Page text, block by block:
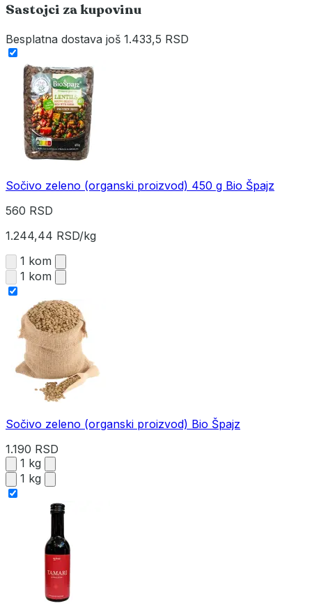
Sastojci za kupovinu
Besplatna dostava još 1.433,5 RSD
Sočivo zeleno (organski proizvod) 450 g Bio Špajz
560 RSD
1.244,44 RSD/kg
1 kom
1 kom
Sočivo zeleno (organski proizvod) Bio Špajz
1.190 RSD
1 kg
1 kg